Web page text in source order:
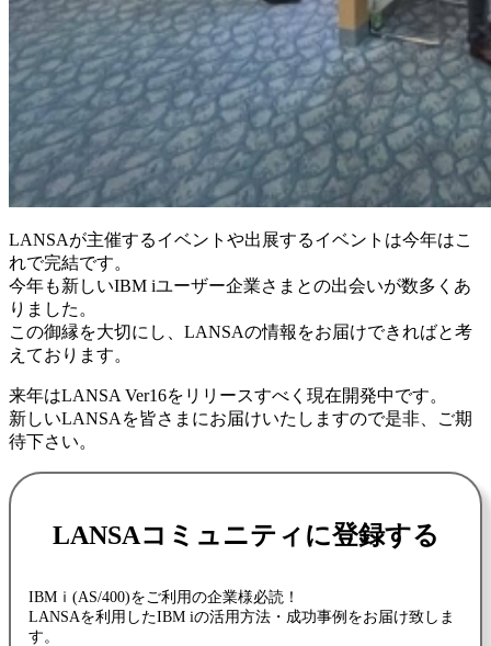
LANSAが主催するイベントや出展するイベントは今年はこ
れで完結です。
今年も新しいIBM iユーザー企業さまとの出会いが数多くあ
りました。
この御縁を大切にし、LANSAの情報をお届けできればと考
えております。
来年はLANSA Ver16をリリースすべく現在開発中です。
新しいLANSAを皆さまにお届けいたしますので是非、ご期
待下さい。
LANSAコミュニティに登録する
IBMｉ(AS/400)をご利用の企業様必読！
LANSAを利用したIBM iの活用方法・成功事例をお届け致しま
す。